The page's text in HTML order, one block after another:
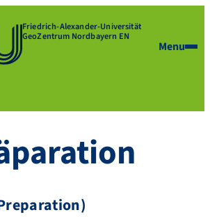
Friedrich-Alexander-Universität
GeoZentrum Nordbayern EN
Menu